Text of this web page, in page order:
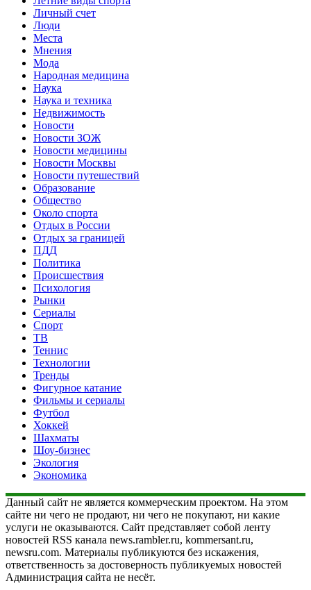
Личный счет
Люди
Места
Мнения
Мода
Народная медицина
Наука
Наука и техника
Недвижимость
Новости
Новости ЗОЖ
Новости медицины
Новости Москвы
Новости путешествий
Образование
Общество
Около спорта
Отдых в России
Отдых за границей
ПДД
Политика
Происшествия
Психология
Рынки
Сериалы
Спорт
ТВ
Теннис
Технологии
Тренды
Фигурное катание
Фильмы и сериалы
Футбол
Хоккей
Шахматы
Шоу-бизнес
Экология
Экономика
Данный сайт не является коммерческим проектом. На этом
сайте ни чего не продают, ни чего не покупают, ни какие
услуги не оказываются. Сайт представляет собой ленту
новостей RSS канала news.rambler.ru, kommersant.ru,
newsru.com. Материалы публикуются без искажения,
ответственность за достоверность публикуемых новостей
Администрация сайта не несёт.